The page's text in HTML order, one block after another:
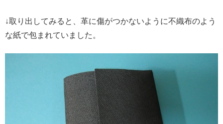
↓取り出してみると、革に傷がつかないように不織布のよう
な紙で包まれていました。